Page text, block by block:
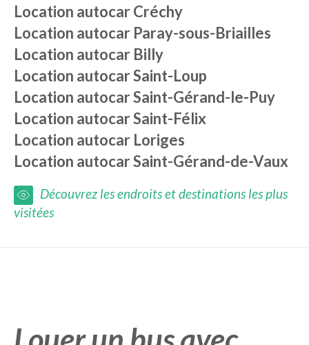
Location autocarCréchy
Location autocar Paray-sous-Briailles
Location autocar Billy
Location autocarSaint-Loup
Location autocarSaint-Gérand-le-Puy
Location autocarSaint-Félix
Location autocar Loriges
Location autocarSaint-Gérand-de-Vaux
Découvrez les endroits et destinations les plus
visitées